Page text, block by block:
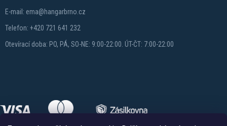
E-mail: ema@hangarbrno.cz
Telefon: +420 721 641 232
Otevírací doba: PO, PÁ, SO-NE: 9:00-22:00. ÚT-ČT: 7:00-22:00